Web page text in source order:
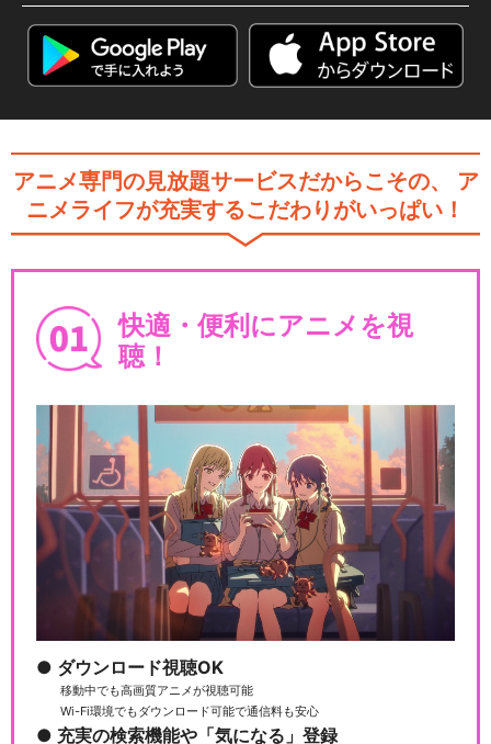
アニメ専門の見放題サービスだからこその、
ア
ニメライフが充実するこだわりがいっぱい！
快適・便利にアニメを視
聴！
ダウンロード視聴OK
移動中でも高画質アニメが視聴可能
Wi-Fi環境でもダウンロード可能で通信料も安心
充実の検索機能や「気になる」登録